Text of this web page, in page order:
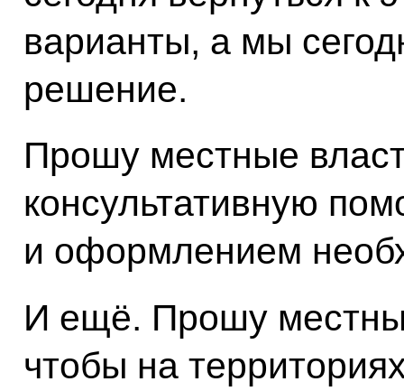
варианты, а мы
решение.
Прошу местные
консультативную
и оформлением
И ещё. Прошу
чтобы на